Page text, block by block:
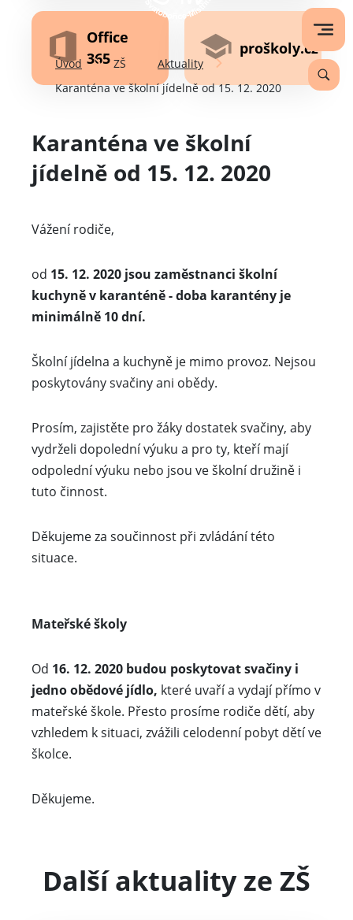
Office
365
proškoly.cz
Úvod ZŠ
Aktuality
Karanténa ve školní jídelně od 15. 12. 2020
Karanténa ve školní
jídelně od 15. 12. 2020
Vážení rodiče,
od 15. 12. 2020 jsou zaměstnanci školní
kuchyně v karanténě - doba karantény je
minimálně 10 dní.
Školní jídelna a kuchyně je mimo provoz. Nejsou
poskytovány svačiny ani obědy.
Prosím, zajistěte pro žáky dostatek svačiny, aby
vydrželi dopolední výuku a pro ty, kteří mají
odpolední výuku nebo jsou ve školní družině i
tuto činnost.
Děkujeme za součinnost při zvládání této
situace.
Mateřské školy
Od 16. 12. 2020 budou poskytovat svačiny i
jedno obědové jídlo, které uvaří a vydají přímo v
mateřské škole. Přesto prosíme rodiče dětí, aby
vzhledem k situaci, zvážili celodenní pobyt dětí ve
školce.
Děkujeme.
Další aktuality ze ZŠ